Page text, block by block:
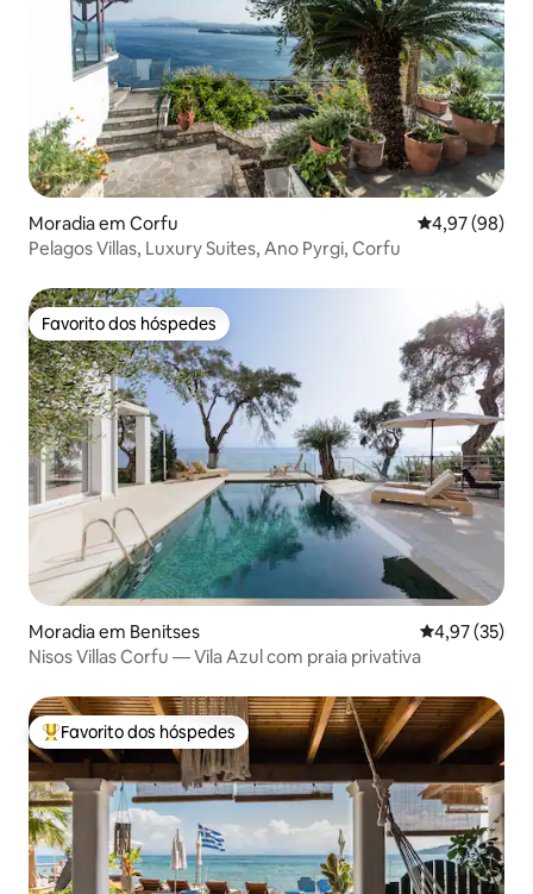
Moradia em Corfu Classificação
4,97 (98)
Pelagos Villas, Luxury Suites, Ano Pyrgi, Corfu
Favorito dos hóspedes
Favorito dos hóspedes
Moradia em Benitses Classificação
4,97 (35)
Nisos Villas Corfu — Vila Azul com praia privativa
Favoritos dos hóspedes mais apreciados
Favorito dos hóspedes